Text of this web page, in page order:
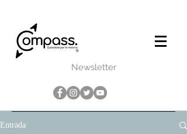
Newsletter
Entrada